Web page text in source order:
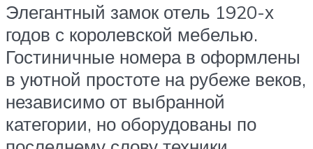
Элегантный замок отель 1920-х
годов с королевской мебелью.
Гостиничные номера в оформлены
в уютной простоте на рубеже веков,
независимо от выбранной
категории, но оборудованы по